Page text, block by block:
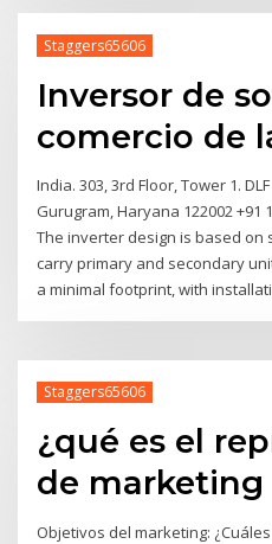
Staggers65606
Inversor de
comercio de
India. 303, 3rd Floor, Tower 1.
Gurugram, Haryana 122002 +91
The inverter design is based on
carry primary and secondary
a minimal footprint, with
Staggers65606
¿qué es el
de marketing
Objetivos del marketing: